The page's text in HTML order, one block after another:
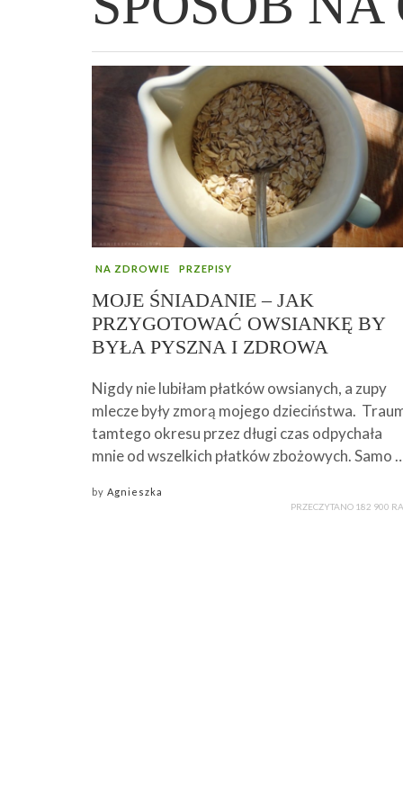
WIELKANOCNA BABKA DROŻDŻOWA –
„TRZYGODZINNA”
„PRZEMIANA” PODRÓŻ DO SIŁY I
WOLNOŚCI :)
GENIALNY ZAKWAS Z BURAKÓW
ROBOTY – WZMACNIA KREW I
AFIRMACJE – TWORZENIE DOBREGO
ŻYCIA!
NA ZDROWIE PRZEPISY
MOJE ŚNIADANIE – JAK
PRZYGOTOWAĆ OWSIANKĘ BY
BYŁA PYSZNA I ZDROWA
Nigdy nie lubiłam płatków owsianych, a zupy
mlecze były zmorą mojego dzieciństwa.
tamtego okresu przez długi czas odpychała
mnie od wszelkich płatków zbożowych. Samo
by Agnieszka
PRZECZYTANO 182 900